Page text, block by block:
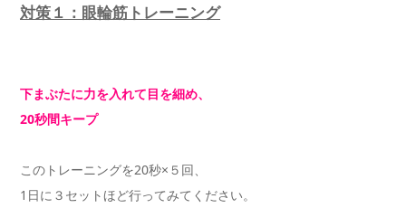
対策１：眼輪筋トレーニング
下まぶたに力を入れて目を細め、
20秒間キープ
このトレーニングを20秒×５回、
1日に３セットほど行ってみてください。